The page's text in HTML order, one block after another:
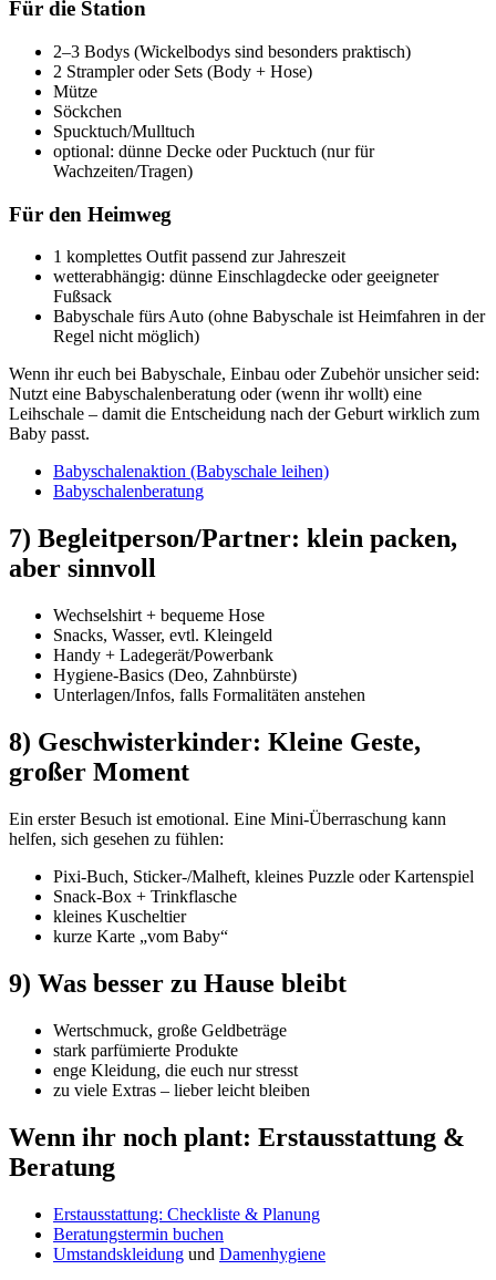
Für die Station
2–3 Bodys (Wickelbodys sind besonders praktisch)
2 Strampler oder Sets (Body + Hose)
Mütze
Söckchen
Spucktuch/Mulltuch
optional: dünne Decke oder Pucktuch (nur für
Wachzeiten/Tragen)
Für den Heimweg
1 komplettes Outfit passend zur Jahreszeit
wetterabhängig: dünne Einschlagdecke oder geeigneter
Fußsack
Babyschale fürs Auto (ohne Babyschale ist Heimfahren in der
Regel nicht möglich)
Wenn ihr euch bei Babyschale, Einbau oder Zubehör unsicher seid:
Nutzt eine Babyschalenberatung oder (wenn ihr wollt) eine
Leihschale – damit die Entscheidung nach der Geburt wirklich zum
Baby passt.
Babyschalenaktion (Babyschale leihen)
Babyschalenberatung
7) Begleitperson/Partner: klein packen,
aber sinnvoll
Wechselshirt + bequeme Hose
Snacks, Wasser, evtl. Kleingeld
Handy + Ladegerät/Powerbank
Hygiene-Basics (Deo, Zahnbürste)
Unterlagen/Infos, falls Formalitäten anstehen
8) Geschwisterkinder: Kleine Geste,
großer Moment
Ein erster Besuch ist emotional. Eine Mini-Überraschung kann
helfen, sich gesehen zu fühlen:
Pixi-Buch, Sticker-/Malheft, kleines Puzzle oder Kartenspiel
Snack-Box + Trinkflasche
kleines Kuscheltier
kurze Karte „vom Baby“
9) Was besser zu Hause bleibt
Wertschmuck, große Geldbeträge
stark parfümierte Produkte
enge Kleidung, die euch nur stresst
zu viele Extras – lieber leicht bleiben
Wenn ihr noch plant: Erstausstattung &
Beratung
Erstausstattung: Checkliste & Planung
Beratungstermin buchen
Umstandskleidung und Damenhygiene